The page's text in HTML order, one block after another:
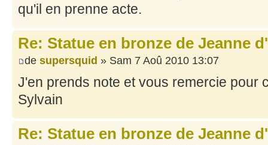
qu'il en prenne acte.
Re: Statue en bronze de Jeanne
de supersquid » Sam 7 Aoû 2010 13:07
J'en prends note et vous remercie pour
Sylvain
Re: Statue en bronze de Jeanne